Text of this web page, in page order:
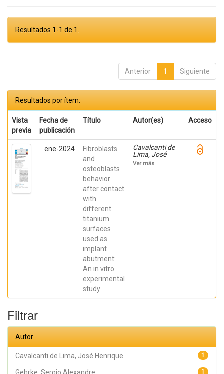
Resultados 1-1 de 1.
Anterior 1 Siguiente
Resultados por ítem:
Vista
previa
Fecha de
publicación
Título Autor(es) Acceso
ene-2024
Fibroblasts
and
osteoblasts
behavior
after contact
with
different
titanium
surfaces
used as
implant
abutment:
An in vitro
experimental
study
Cavalcanti de
Lima, José
Henrique;
Robbs ,
Ver más
Filtrar
Autor
1
Cavalcanti de Lima, José Henrique
1